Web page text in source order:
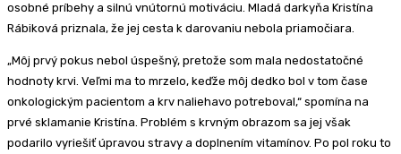
osobné príbehy a silnú vnútornú motiváciu. Mladá darkyňa Kristína
Rábiková priznala, že jej cesta k darovaniu nebola priamočiara.
„Môj prvý pokus nebol úspešný, pretože som mala nedostatočné
hodnoty krvi. Veľmi ma to mrzelo, keďže môj dedko bol v tom čase
onkologickým pacientom a krv naliehavo potreboval,“ spomína na
prvé sklamanie Kristína. Problém s krvným obrazom sa jej však
podarilo vyriešiť úpravou stravy a doplnením vitamínov. Po pol roku to